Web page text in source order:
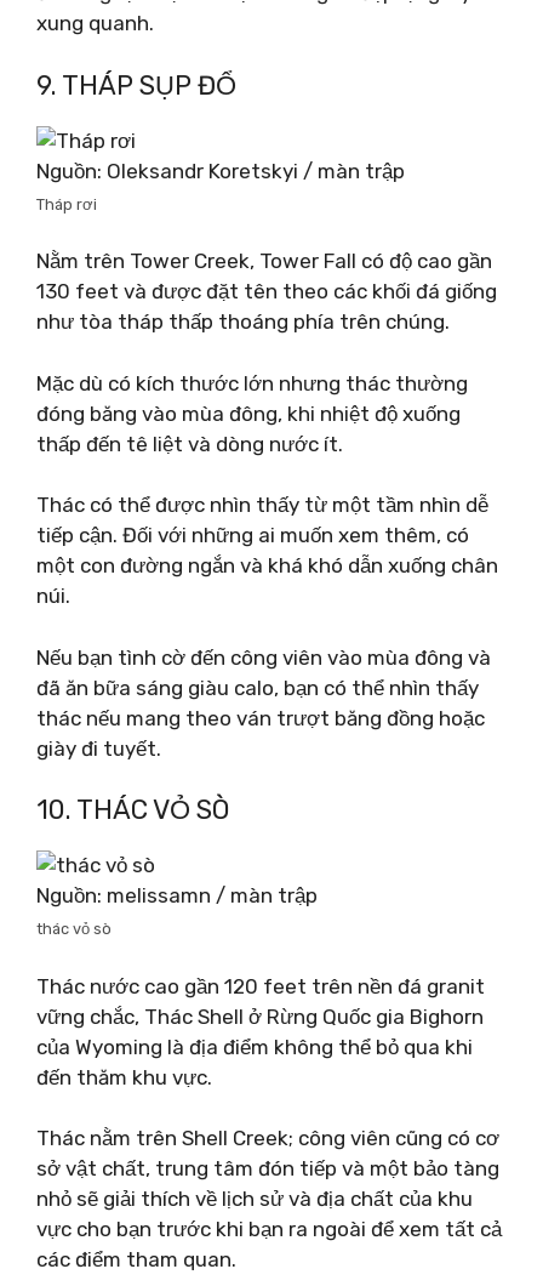
xung quanh.
9. THÁP SỤP ĐỔ
Nguồn: Oleksandr Koretskyi / màn trập
Tháp rơi
Nằm trên Tower Creek, Tower Fall có độ cao gần
130 feet và được đặt tên theo các khối đá giống
như tòa tháp thấp thoáng phía trên chúng.
Mặc dù có kích thước lớn nhưng thác thường
đóng băng vào mùa đông, khi nhiệt độ xuống
thấp đến tê liệt và dòng nước ít.
Thác có thể được nhìn thấy từ một tầm nhìn dễ
tiếp cận. Đối với những ai muốn xem thêm, có
một con đường ngắn và khá khó dẫn xuống chân
núi.
Nếu bạn tình cờ đến công viên vào mùa đông và
đã ăn bữa sáng giàu calo, bạn có thể nhìn thấy
thác nếu mang theo ván trượt băng đồng hoặc
giày đi tuyết.
10. THÁC VỎ SÒ
Nguồn: melissamn / màn trập
thác vỏ sò
Thác nước cao gần 120 feet trên nền đá granit
vững chắc, Thác Shell ở Rừng Quốc gia Bighorn
của Wyoming là địa điểm không thể bỏ qua khi
đến thăm khu vực.
Thác nằm trên Shell Creek; công viên cũng có cơ
sở vật chất, trung tâm đón tiếp và một bảo tàng
nhỏ sẽ giải thích về lịch sử và địa chất của khu
vực cho bạn trước khi bạn ra ngoài để xem tất cả
các điểm tham quan.